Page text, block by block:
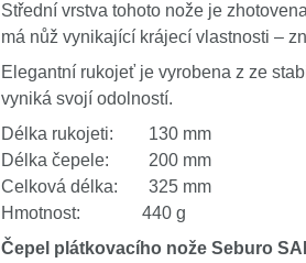
Střední vrstva tohoto nože je
má nůž vynikající krájecí vlastnosti –
Elegantní rukojeť je vyrobena z ze
vyniká svojí odolností.
Délka rukojeti: 130 mm
Délka čepele: 200 mm
Celková délka: 325 mm
Hmotnost: 440 g
Čepel plátkovacího nože Seburo